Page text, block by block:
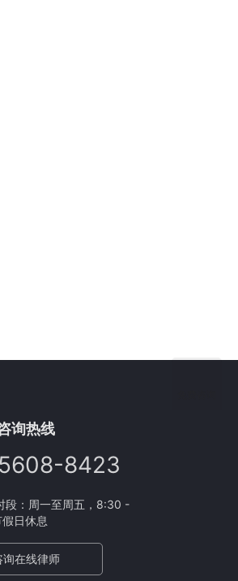
询热线
8423
段：周一至周五，8:30 -
日休息
询在线律师